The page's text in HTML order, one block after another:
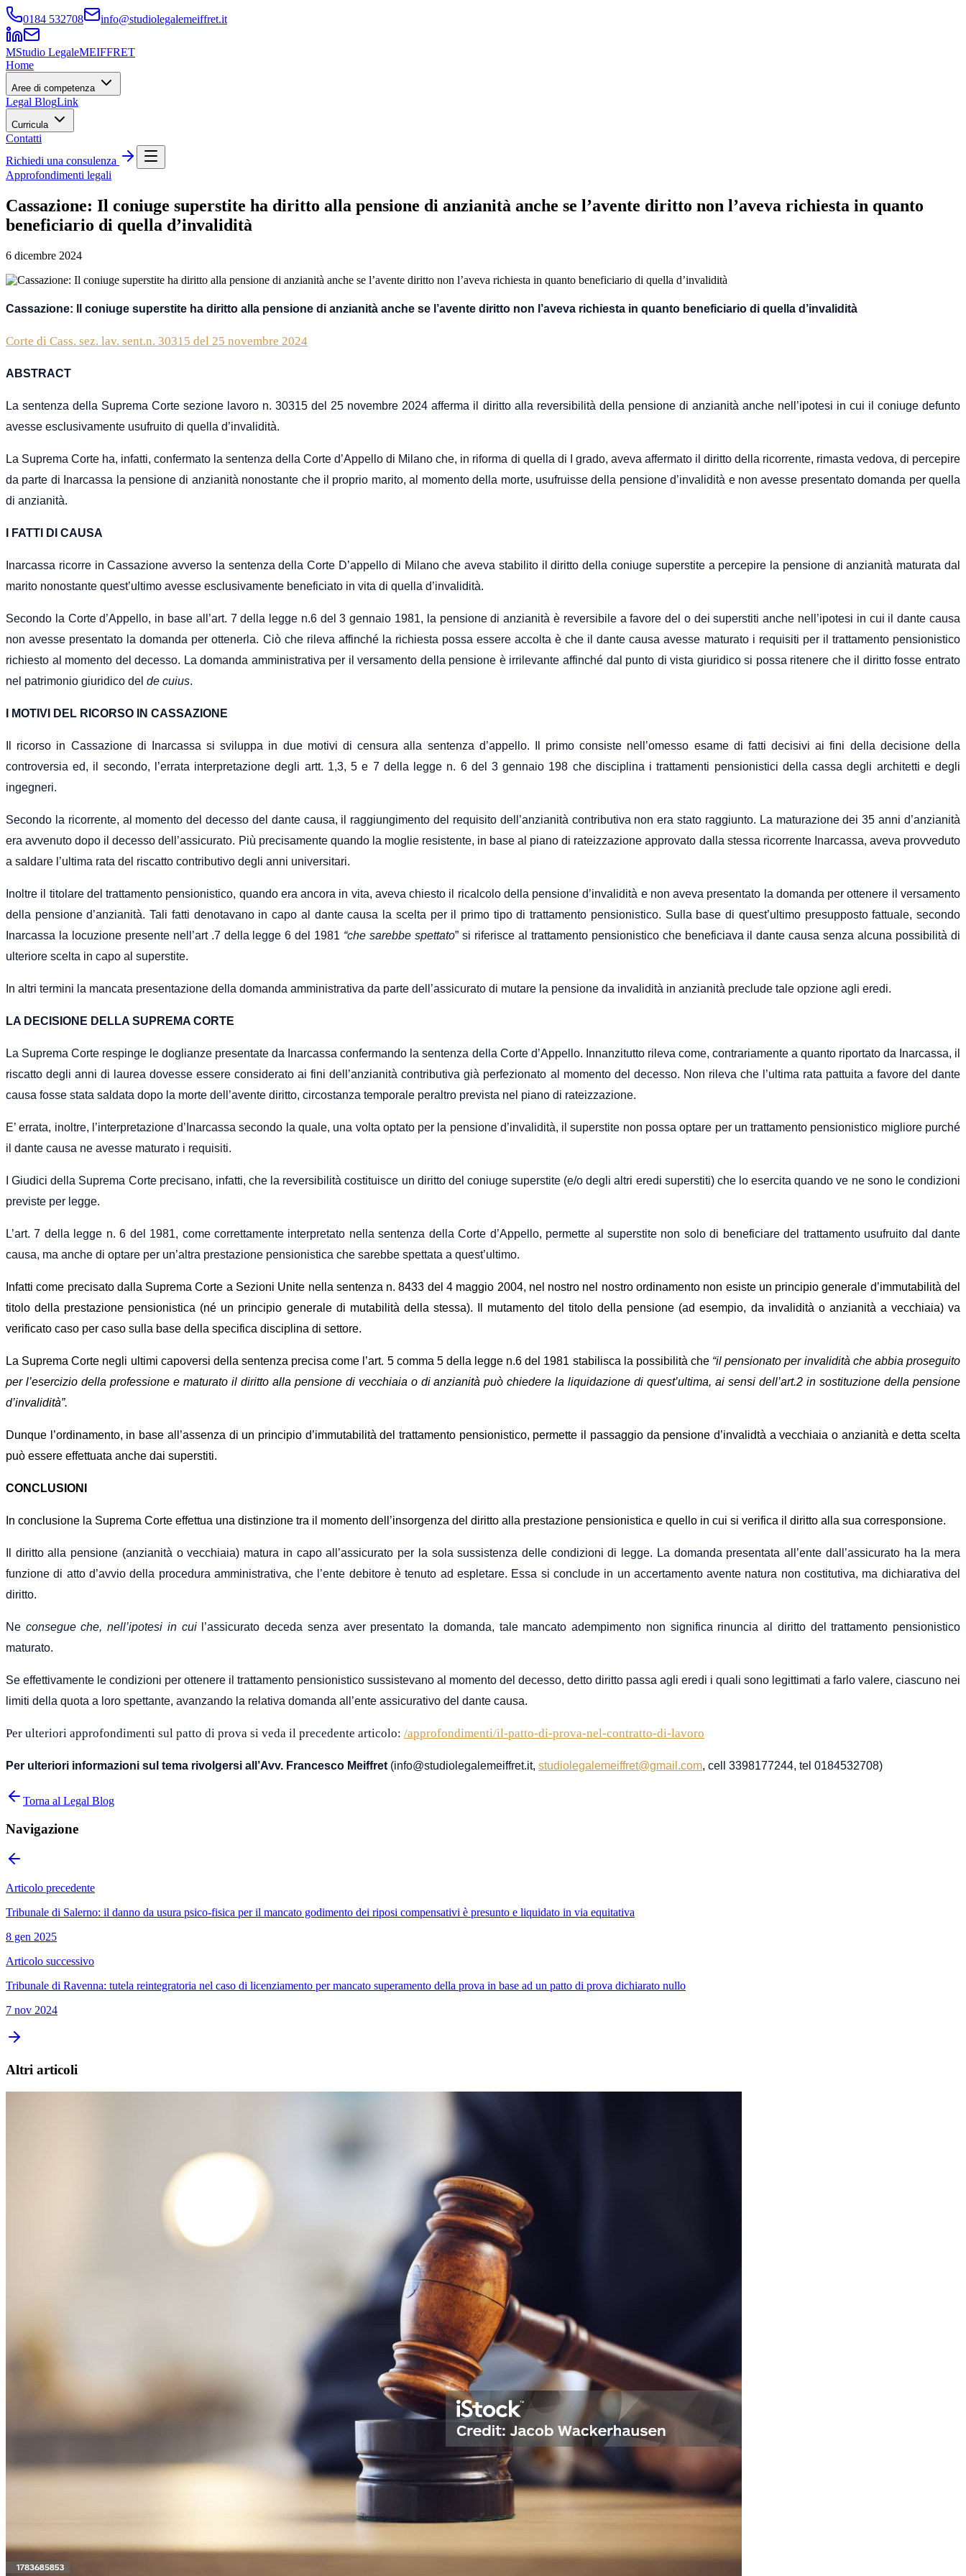
0184 532708 info@studiolegalemeiffret.it
MStudio LegaleMEIFFRET
Home
Aree di competenza
Legal BlogLink
Curricula
Contatti
Richiedi una consulenza
Approfondimenti legali
Cassazione: Il coniuge superstite ha diritto alla pensione di anzianità anche se l’avente diritto non l’aveva richiesta in quanto
beneficiario di quella d’invalidità
6 dicembre 2024
Cassazione: Il coniuge superstite ha diritto alla pensione di anzianità anche se l’avente diritto non l’aveva richiesta in quanto beneficiario di quella d’invalidità
Corte di Cass. sez. lav. sent.n. 30315 del 25 novembre 2024
ABSTRACT
La sentenza della Suprema Corte sezione lavoro n. 30315 del 25 novembre 2024 afferma il diritto alla reversibilità della pensione di anzianità anche nell’ipotesi in cui il coniuge defunto
avesse esclusivamente usufruito di quella d’invalidità.
La Suprema Corte ha, infatti, confermato la sentenza della Corte d’Appello di Milano che, in riforma di quella di I grado, aveva affermato il diritto della ricorrente, rimasta vedova, di percepire
da parte di Inarcassa la pensione di anzianità nonostante che il proprio marito, al momento della morte, usufruisse della pensione d’invalidità e non avesse presentato domanda per quella
di anzianità.
I FATTI DI CAUSA
Inarcassa ricorre in Cassazione avverso la sentenza della Corte D’appello di Milano che aveva stabilito il diritto della coniuge superstite a percepire la pensione di anzianità maturata dal
marito nonostante quest’ultimo avesse esclusivamente beneficiato in vita di quella d’invalidità.
Secondo la Corte d’Appello, in base all’art. 7 della legge n.6 del 3 gennaio 1981, la pensione di anzianità è reversibile a favore del o dei superstiti anche nell’ipotesi in cui il dante causa
non avesse presentato la domanda per ottenerla. Ciò che rileva affinché la richiesta possa essere accolta è che il dante causa avesse maturato i requisiti per il trattamento pensionistico
richiesto al momento del decesso. La domanda amministrativa per il versamento della pensione è irrilevante affinché dal punto di vista giuridico si possa ritenere che il diritto fosse entrato
nel patrimonio giuridico del de cuius.
I MOTIVI DEL RICORSO IN CASSAZIONE
Il ricorso in Cassazione di Inarcassa si sviluppa in due motivi di censura alla sentenza d’appello. Il primo consiste nell’omesso esame di fatti decisivi ai fini della decisione della
controversia ed, il secondo, l’errata interpretazione degli artt. 1,3, 5 e 7 della legge n. 6 del 3 gennaio 198 che disciplina i trattamenti pensionistici della cassa degli architetti e degli
ingegneri.
Secondo la ricorrente, al momento del decesso del dante causa, il raggiungimento del requisito dell’anzianità contributiva non era stato raggiunto. La maturazione dei 35 anni d’anzianità
era avvenuto dopo il decesso dell’assicurato. Più precisamente quando la moglie resistente, in base al piano di rateizzazione approvato dalla stessa ricorrente Inarcassa, aveva provveduto
a saldare l’ultima rata del riscatto contributivo degli anni universitari.
Inoltre il titolare del trattamento pensionistico, quando era ancora in vita, aveva chiesto il ricalcolo della pensione d’invalidità e non aveva presentato la domanda per ottenere il versamento
della pensione d’anzianità. Tali fatti denotavano in capo al dante causa la scelta per il primo tipo di trattamento pensionistico. Sulla base di quest’ultimo presupposto fattuale, secondo
Inarcassa la locuzione presente nell’art .7 della legge 6 del 1981 “che sarebbe spettato” si riferisce al trattamento pensionistico che beneficiava il dante causa senza alcuna possibilità di
ulteriore scelta in capo al superstite.
In altri termini la mancata presentazione della domanda amministrativa da parte dell’assicurato di mutare la pensione da invalidità in anzianità preclude tale opzione agli eredi.
LA DECISIONE DELLA SUPREMA CORTE
La Suprema Corte respinge le doglianze presentate da Inarcassa confermando la sentenza della Corte d’Appello. Innanzitutto rileva come, contrariamente a quanto riportato da Inarcassa, il
riscatto degli anni di laurea dovesse essere considerato ai fini dell’anzianità contributiva già perfezionato al momento del decesso. Non rileva che l’ultima rata pattuita a favore del dante
causa fosse stata saldata dopo la morte dell’avente diritto, circostanza temporale peraltro prevista nel piano di rateizzazione.
E’ errata, inoltre, l’interpretazione d’Inarcassa secondo la quale, una volta optato per la pensione d’invalidità, il superstite non possa optare per un trattamento pensionistico migliore purché
il dante causa ne avesse maturato i requisiti.
I Giudici della Suprema Corte precisano, infatti, che la reversibilità costituisce un diritto del coniuge superstite (e/o degli altri eredi superstiti) che lo esercita quando ve ne sono le condizioni
previste per legge.
L’art. 7 della legge n. 6 del 1981, come correttamente interpretato nella sentenza della Corte d’Appello, permette al superstite non solo di beneficiare del trattamento usufruito dal dante
causa, ma anche di optare per un’altra prestazione pensionistica che sarebbe spettata a quest’ultimo.
Infatti come precisato dalla Suprema Corte a Sezioni Unite nella sentenza n. 8433 del 4 maggio 2004, nel nostro nel nostro ordinamento non esiste un principio generale d’immutabilità del
titolo della prestazione pensionistica (né un principio generale di mutabilità della stessa). Il mutamento del titolo della pensione (ad esempio, da invalidità o anzianità a vecchiaia) va
verificato caso per caso sulla base della specifica disciplina di settore.
La Suprema Corte negli ultimi capoversi della sentenza precisa come l’art. 5 comma 5 della legge n.6 del 1981 stabilisca la possibilità che “il pensionato per invalidità che abbia proseguito
per l’esercizio della professione e maturato il diritto alla pensione di vecchiaia o di anzianità può chiedere la liquidazione di quest’ultima, ai sensi dell’art.2 in sostituzione della pensione
d’invalidità”.
Dunque l’ordinamento, in base all’assenza di un principio d’immutabilità del trattamento pensionistico, permette il passaggio da pensione d’invalidtà a vecchiaia o anzianità e detta scelta
può essere effettuata anche dai superstiti.
CONCLUSIONI
In conclusione la Suprema Corte effettua una distinzione tra il momento dell’insorgenza del diritto alla prestazione pensionistica e quello in cui si verifica il diritto alla sua corresponsione.
Il diritto alla pensione (anzianità o vecchiaia) matura in capo all’assicurato per la sola sussistenza delle condizioni di legge. La domanda presentata all’ente dall’assicurato ha la mera
funzione di atto d’avvio della procedura amministrativa, che l’ente debitore è tenuto ad espletare. Essa si concludein un accertamento avente natura non costitutiva, ma dichiarativa del
diritto.
Ne consegue che, nell’ipotesi in cui l’assicurato deceda senza aver presentato la domanda, tale mancato adempimento non significa rinuncia al diritto del trattamento pensionistico
maturato.
Se effettivamente le condizioni per ottenere il trattamento pensionistico sussistevano al momento del decesso, detto diritto passa agli eredi i quali sono legittimati a far lo valere, ciascuno nei
limiti della quota a loro spettante, avanzando la relativa domanda all’ente assicurativo del dante causa.
Per ulteriori approfondimenti sul patto di prova si veda il precedente articolo: /approfondimenti/il-patto-di-prova-nel-contratto-di-lavoro
Per ulteriori informazioni sul tema rivolgersi all’Avv. Francesco Meiffret (info@studiolegalemeiffret.it, studiolegalemeiffret@gmail.com, cell 3398177244, tel 0184532708)
Torna al Legal Blog
Navigazione
Articolo precedente
Tribunale di Salerno: il danno da usura psico-fisica per il mancato godimento dei riposi compensativi è presunto e liquidato in via equitativa
8 gen 2025
Articolo successivo
Tribunale di Ravenna: tutela reintegratoria nel caso di licenziamento per mancato superamento della prova in base ad un patto di prova dichiarato nullo
7 nov 2024
Altri articoli